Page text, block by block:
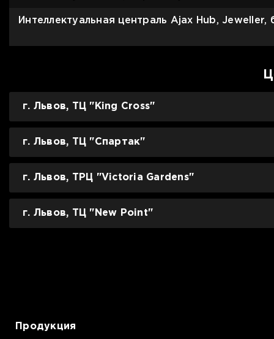
Интеллектуальная централь Ajax Hub,
г. Львов, ТЦ "King Cross"
г. Львов, ТЦ "Спартак"
г. Львов, ТРЦ "Victoria Gardens"
г. Львов, ТЦ "New Point"
Продукция